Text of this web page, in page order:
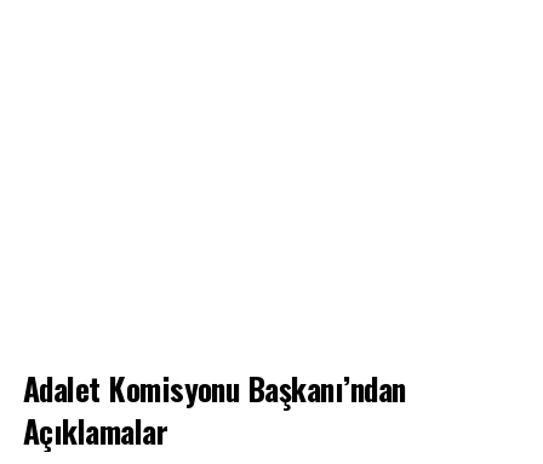
Adalet Komisyonu Başkanı’ndan
Açıklamalar